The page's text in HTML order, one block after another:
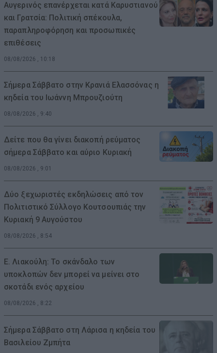
Αυγερινός επανέρχεται κατά Καρυστιανού
και Γρατσία: Πολιτική σπέκουλα,
παραπληροφόρηση και προσωπικές
επιθέσεις
08/08/2026 , 10:18
Σήμερα Σάββατο στην Κρανιά Ελασσόνας η
κηδεία του Ιωάννη Μπρουζιούτη
08/08/2026 , 9:40
Δείτε που θα γίνει διακοπή ρεύματος
σήμερα Σάββατο και αύριο Κυριακή
08/08/2026 , 9:01
Δύο ξεχωριστές εκδηλώσεις από τον
Πολιτιστικό Σύλλογο Κουτσουπιάς την
Κυριακή 9 Αυγούστου
08/08/2026 , 8:54
Ε. Λιακούλη: Το σκάνδαλο των
υποκλοπών δεν μπορεί να μείνει στο
σκοτάδι ενός αρχείου
08/08/2026 , 8:22
Σήμερα Σάββατο στη Λάρισα η κηδεία του
Βασιλείου Ζμπήτα